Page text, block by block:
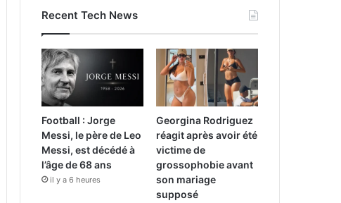
Recent Tech News
Football : Jorge
Messi, le père de Leo
Messi, est décédé à
l’âge de 68 ans
il y a 6 heures
Georgina Rodriguez
réagit après avoir été
victime de
grossophobie avant
son mariage
supposé